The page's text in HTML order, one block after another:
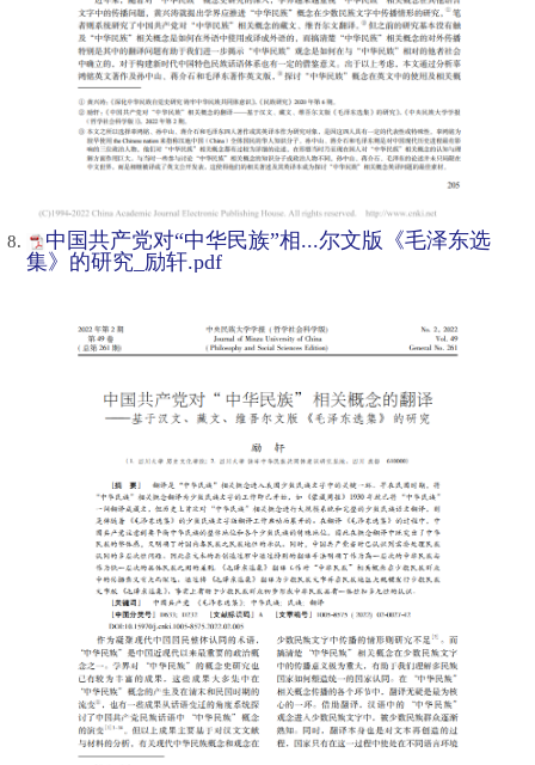
中国共产党对“中华民族”相...尔文版《毛泽东选
集》的研究_励轩.pdf